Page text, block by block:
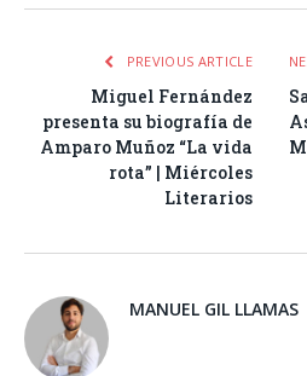
PREVIOUS ARTICLE
Miguel Fernández
presenta su biografía de
Amparo Muñoz “La vida
rota” | Miércoles
Literarios
MANUEL GIL LLAMAS